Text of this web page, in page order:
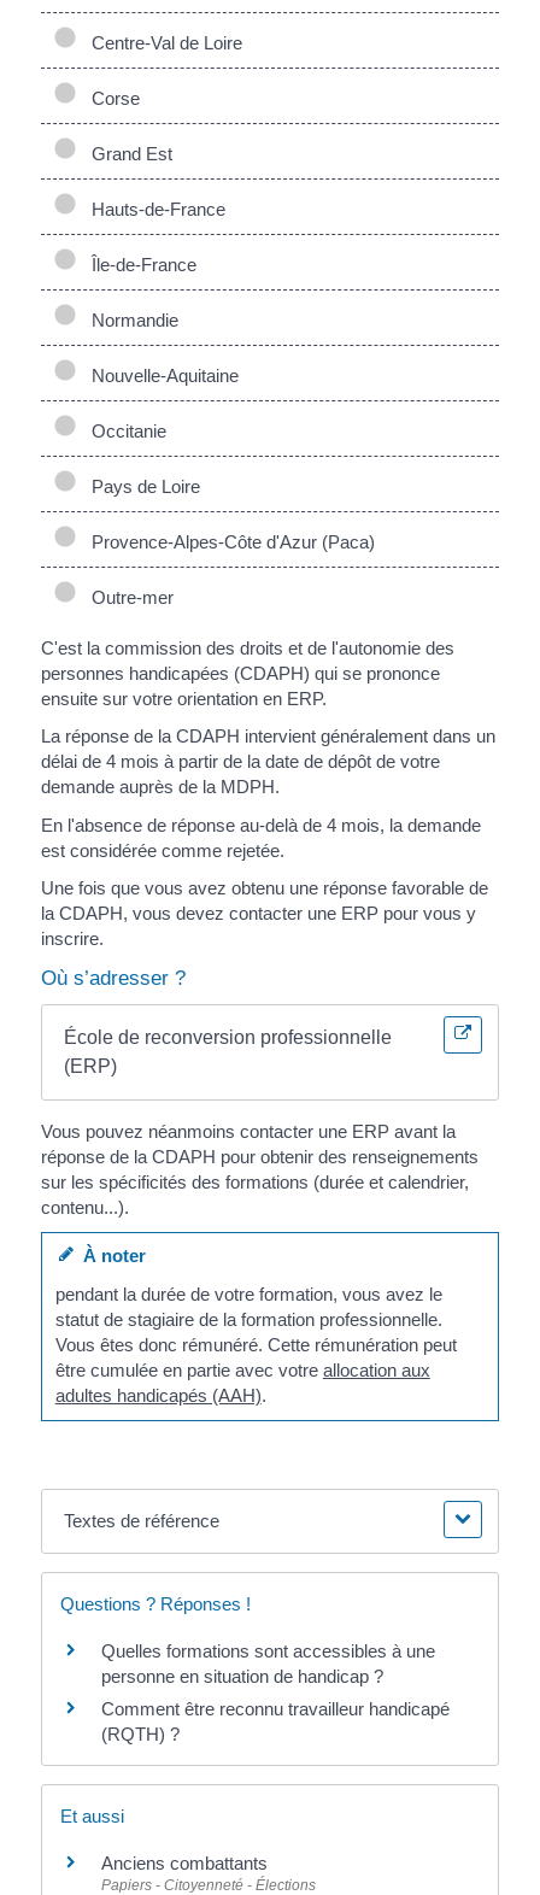
Centre-Val de Loire
Corse
Grand Est
Hauts-de-France
Île-de-France
Normandie
Nouvelle-Aquitaine
Occitanie
Pays de Loire
Provence-Alpes-Côte d'Azur (Paca)
Outre-mer
C'est la commission des droits et de l'autonomie des
personnes handicapées (CDAPH) qui se prononce
ensuite sur votre orientation en ERP.
La réponse de la CDAPH intervient généralement dans un
délai de 4 mois à partir de la date de dépôt de votre
demande auprès de la MDPH.
En l'absence de réponse au-delà de 4 mois, la demande
est considérée comme rejetée.
Une fois que vous avez obtenu une réponse favorable de
la CDAPH, vous devez contacter une ERP pour vous y
inscrire.
Où s’adresser ?
École de reconversion professionnelle
(ERP)
Vous pouvez néanmoins contacter une ERP avant la
réponse de la CDAPH pour obtenir des renseignements
sur les spécificités des formations (durée et calendrier,
contenu...).
À noter
pendant la durée de votre formation, vous avez le
statut de stagiaire de la formation professionnelle.
Vous êtes donc rémunéré. Cette rémunération peut
être cumulée en partie avec votre allocation aux
adultes handicapés (AAH).
Textes de référence
Questions ? Réponses !
Quelles formations sont accessibles à une
personne en situation de handicap ?
Comment être reconnu travailleur handicapé
(RQTH) ?
Et aussi
Anciens combattants
Papiers - Citoyenneté - Élections